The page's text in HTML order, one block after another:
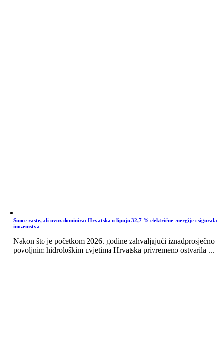
Sunce raste, ali uvoz dominira: Hrvatska u lipnju 32,7 % električne energije osigurala
inozemstva
Nakon što je početkom 2026. godine zahvaljujući iznadprosječno
povoljnim hidrološkim uvjetima Hrvatska privremeno ostvarila ...